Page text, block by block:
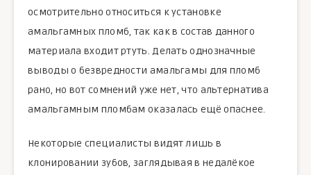
осмотрительно относиться к установке
амальгамных пломб, так как в состав данного
материала входит ртуть. Делать однозначные
выводы о безвредности амальгамы для пломб
рано, но вот сомнений уже нет, что альтернатива
амальгамным пломбам оказалась ещё опаснее.
Некоторые специалисты видят лишь в
клонировании зубов, заглядывая в недалёкое